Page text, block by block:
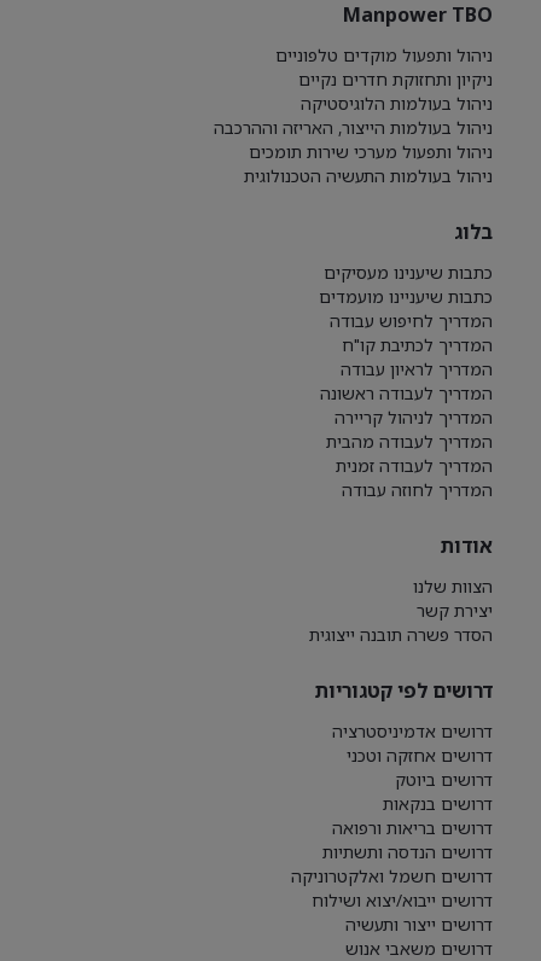
Manpower TBO
ניהול ותפעול מוקדים טלפוניים
ניקיון ותחזוקת חדרים נקיים
ניהול בעולמות הלוגיסטיקה
ניהול בעולמות הייצור, האריזה וההרכבה
ניהול ותפעול מערכי שירות תומכים
ניהול בעולמות התעשיה הטכנולוגית
בלוג
כתבות שיענינו מעסיקים
כתבות שיעניינו מועמדים
המדריך לחיפוש עבודה
המדריך לכתיבת קו"ח
המדריך לראיון עבודה
המדריך לעבודה ראשונה
המדריך לניהול קריירה
המדריך לעבודה מהבית
המדריך לעבודה זמנית
המדריך לחוזה עבודה
אודות
הצוות שלנו
יצירת קשר
הסדר פשרה תובנה ייצוגית
דרושים לפי קטגוריות
דרושים אדמיניסטרציה
דרושים אחזקה וטכני
דרושים ביוטק
דרושים בנקאות
דרושים בריאות ורפואה
דרושים הנדסה ותשתיות
דרושים חשמל ואלקטרוניקה
דרושים ייבוא/יצוא ושילוח
דרושים ייצור ותעשיה
דרושים משאבי אנוש